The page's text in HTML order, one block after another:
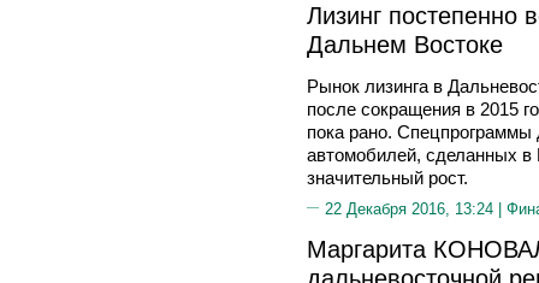
Лизинг постепенно
Дальнем Востоке
Рынок лизинга в
после сокращения в 2015
пока рано.
автомобилей, сделанных в
значительный рост.
22 Декабря 2016, 13:24 |
Маргарита
дальневосточной